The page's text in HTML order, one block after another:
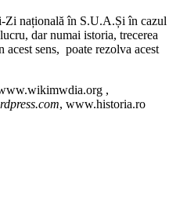
Zi națională în S.U.A.Și în cazul
dar numai istoria, trecerea
sens, poate rezolva acest
,
, www.historia.ro